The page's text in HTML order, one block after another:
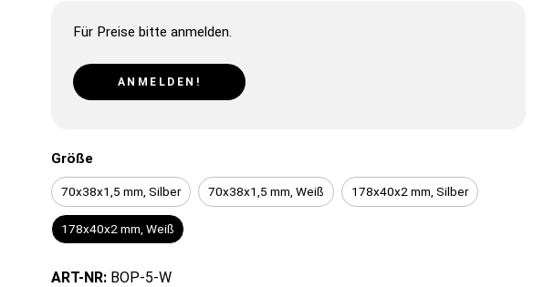
Für Preise bitte anmelden.
ANMELDEN!
Größe
70x38x1,5 mm, Silber 70x38x1,5 mm, Weiß 178x40x2 mm, Silber
178x40x2 mm, Weiß
ART-NR: BOP-5-W